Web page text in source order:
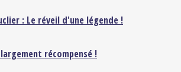
: Le réveil d'une légende !
récompensé !